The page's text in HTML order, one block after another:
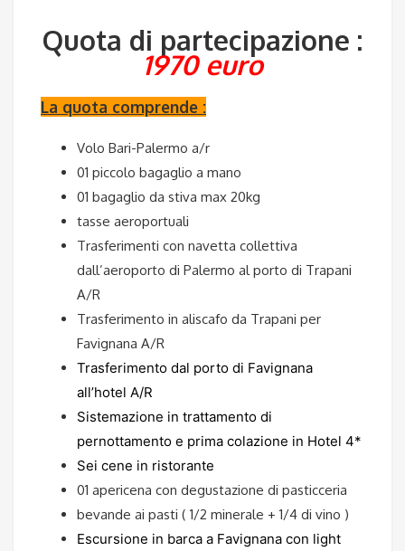
Quota di partecipazione :
1970 euro
La quota comprende :
Volo Bari-Palermo a/r
01 piccolo bagaglio a mano
01 bagaglio da stiva max 20kg
tasse aeroportuali
Trasferimenti con navetta collettiva
dall’aeroporto di Palermo al porto di Trapani
A/R
Trasferimento in aliscafo da Trapani per
Favignana A/R
Trasferimento dal porto di Favignana
all’hotel A/R
Sistemazione in trattamento di
pernottamento e prima colazione in Hotel 4*
Sei cene in ristorante
01 apericena con degustazione di pasticceria
bevande ai pasti ( 1/2 minerale + 1/4 di vino )
Escursione in barca a Favignana con light